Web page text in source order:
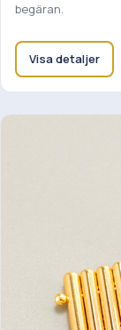
begäran.
Visa detaljer